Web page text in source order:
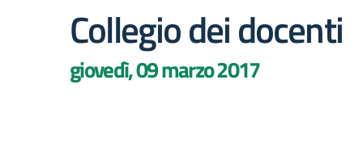
Collegio dei docenti
giovedì, 09 marzo 2017